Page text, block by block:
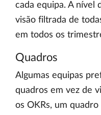
cada equipa. A nível
visão filtrada de
em todos os
Quadros
Algumas equipas
quadros em vez de
os OKRs, um